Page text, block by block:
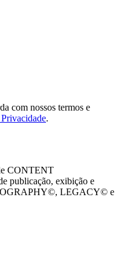
com nossos termos e
.
CONTENT
publicação, exibição e
LEGACY© e